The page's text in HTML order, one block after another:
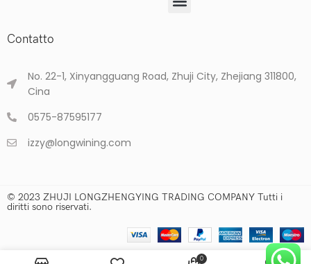
Contatto
No. 22-1, Xinyangguang Road, Zhuji City, Zhejiang 311800,
Cina
0575-87595177
izzy@longwining.com
© 2023 ZHUJI LONGZHENGYING TRADING COMPANY Tutti i
diritti sono riservati.
0